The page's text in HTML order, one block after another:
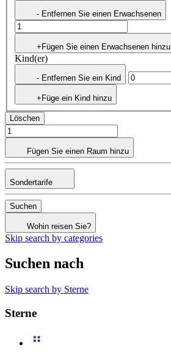
- Entfernen Sie einen Erwachsenen
+Fügen Sie einen Erwachsenen hinzu
Kind(er)
- Entfernen Sie ein Kind
+Füge ein Kind hinzu
Löschen
Fügen Sie einen Raum hinzu
Sondertarife
Suchen
Wohin reisen Sie?
Skip search by categories
Suchen nach
Skip search by Sterne
Sterne